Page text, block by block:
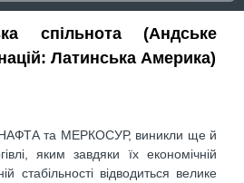
спільнота (Андське
Латинська Америка)
та МЕРКОСУР, виникли ще й
яким завдяки їх економічній
стабільності відводиться велике